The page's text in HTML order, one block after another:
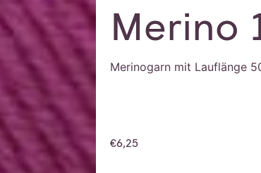
Merino
Merinogarn mit Lauflänge
€6,25